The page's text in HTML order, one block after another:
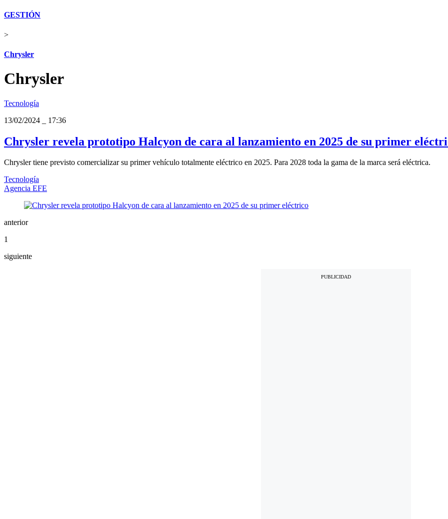
GESTIÓN
>
Chrysler
Chrysler
Tecnología
13/02/2024
17:36
Chrysler revela prototipo Halcyon de cara al lanzamiento en 2025 de su primer
Chrysler tiene previsto comercializar su primer vehículo totalmente eléctrico en 2025. Para 2028 toda la gama de la marca será eléctrica.
Tecnología
Agencia EFE
anterior
1
siguiente